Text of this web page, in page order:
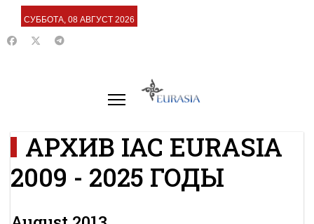
СУББОТА, 08 АВГУСТ 2026
АРХИВ IAC EURASIA
2009 - 2025 ГОДЫ